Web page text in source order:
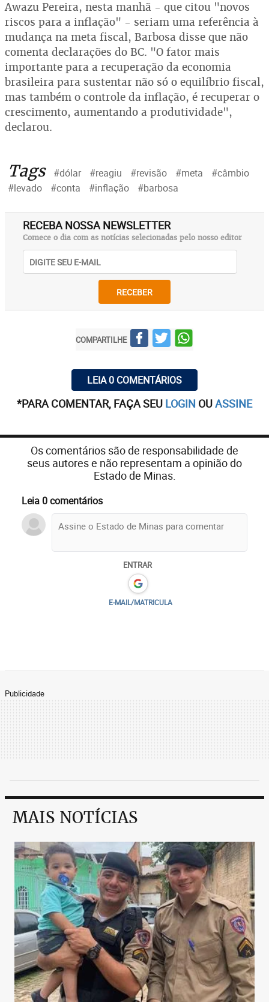
Awazu Pereira, nesta manhã - que citou "novos
riscos para a inflação" - seriam uma referência à
mudança na meta fiscal, Barbosa disse que não
comenta declarações do BC. "O fator mais
importante para a recuperação da economia
brasileira para sustentar não só o equilíbrio fiscal,
mas também o controle da inflação, é recuperar o
crescimento, aumentando a produtividade",
declarou.
Tags #dólar #reagiu #revisão #meta
#câmbio
#levado
#conta #inflação #barbosa
RECEBA NOSSA NEWSLETTER
Comece o dia com as notícias selecionadas pelo nosso editor
RECEBER
COMPARTILHE
LEIA 0 COMENTÁRIOS
*PARA COMENTAR, FAÇA SEU LOGIN OUASSINE
Os comentários são de responsabilidade de
seus autores e não representam a opinião do
Estado de Minas.
Leia 0 comentários
ENTRAR
E-MAIL/MATRICULA
Publicidade
MAIS NOTÍCIAS